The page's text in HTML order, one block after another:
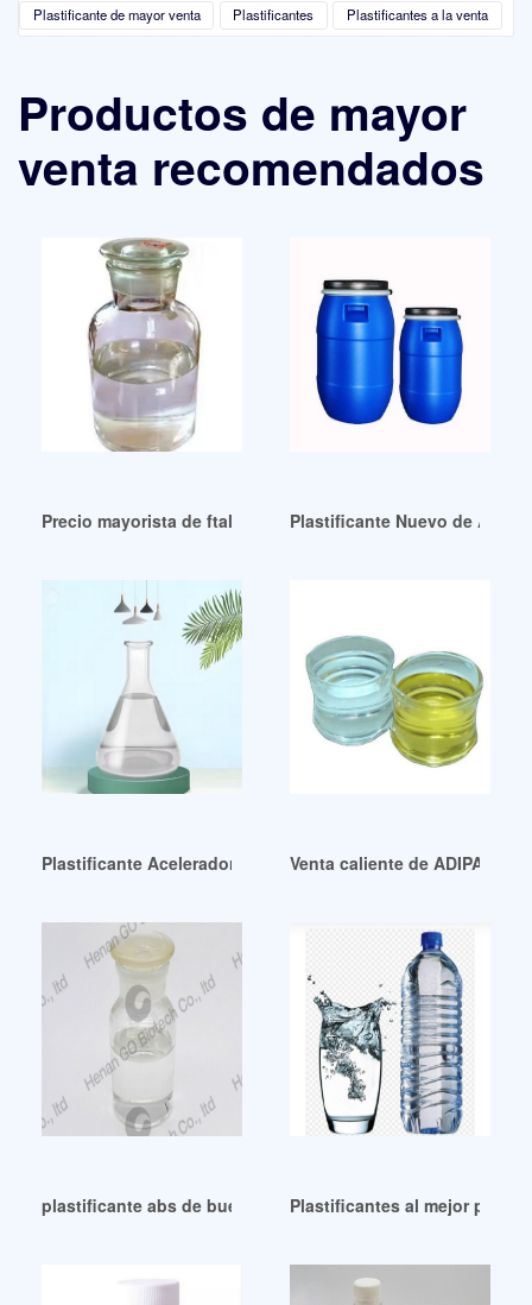
Plastificante de mayor venta Plastificantes Plastificantes a la venta
Productos de mayor
venta recomendados
Precio mayorista de ftalato de dioctilo para plastificante de
Plastificante Nuevo de Alto
Plastificante Acelerador de Plásticos Para Pinturas Perú
Venta caliente de ADIPATO
plastificante abs de buena estabilidad plastificante abs
Plastificantes al mejor precio